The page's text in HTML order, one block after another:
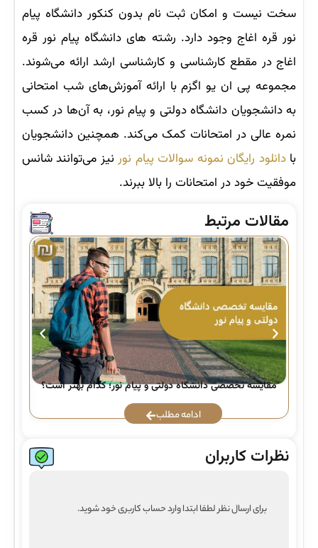
سخت نیست و امکان ثبت نام بدون کنکور دانشگاه پیام
نور قره اغاج وجود دارد. رشته های دانشگاه پیام نور قره
اغاج در مقطع کارشناسی و کارشناسی ارشد ارائه می‌شوند.
مجموعه پی ان یو اگزم با ارائه آموزش‌های شب امتحانی
به دانشجویان دانشگاه دولتی و پیام نور، به آن‌ها در کسب
نمره عالی در امتحانات کمک می‌کند. همچنین دانشجویان
بادانلود رایگان نمونه سوالات پیام نورنیز می‌توانند شانس
موفقیت خود در امتحانات را بالا ببرند.
مقالات مرتبط
مقایسه تخصصی دانشگاه دولتی و پیام نور؛ کدام بهتر است؟
ادامه مطلب
نظرات کاربران
برای ارسال نظر لطفا ابتدا وارد حساب کاربری خود شوید.